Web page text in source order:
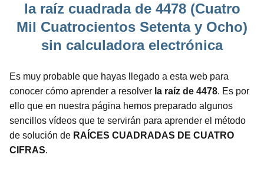
la raíz cuadrada de 4478 (Cuatro
Mil Cuatrocientos Setenta y Ocho)
sin calculadora electrónica
Es muy probable que hayas llegado a esta web para
conocer cómo aprender a resolver la raíz de 4478. Es por
ello que en nuestra página hemos preparado algunos
sencillos vídeos que te servirán para aprender el método
de solución de RAÍCES CUADRADAS DE CUATRO
CIFRAS.